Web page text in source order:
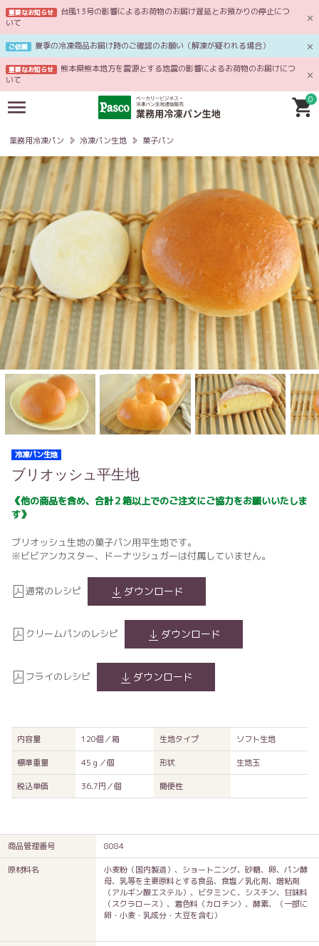
重要なお知らせ
台風13号の影響によるお荷物のお届け遅延とお預かりの停止につ
いて
ご依頼 夏季の冷凍商品お届け時のご確認のお願い（解凍が疑われる場合）
重要なお知らせ
熊本県熊本地方を震源とする地震の影響によるお荷物のお届けにつ
いて
0
業務用冷凍パン 冷凍パン生地 菓子パン
冷凍パン生地
ブリオッシュ平生地
《他の商品を含め、合計２箱以上でのご注文にご協力をお願いいたしま
す》
ブリオッシュ生地の菓子パン用平生地です。
※ビビアンカスター、ドーナツシュガーは付属していません。
通常のレシピ ダウンロード
クリームパンのレシピ ダウンロード
フライのレシピ ダウンロード
内容量 120個／箱 生地タイプ ソフト生地
標準重量 45ｇ／個 形状 生地玉
税込単価 36.7円／個 簡便性
商品管理番号 8084
原材料名
小麦粉（国内製造）、ショートニング、砂糖、卵、パン酵
母、乳等を主要原料とする食品、食塩／乳化剤、増粘剤
（アルギン酸エステル）、ビタミンＣ、シスチン、甘味料
（スクラロース）、着色料（カロチン）、酵素、（一部に
卵・小麦・乳成分・大豆を含む）